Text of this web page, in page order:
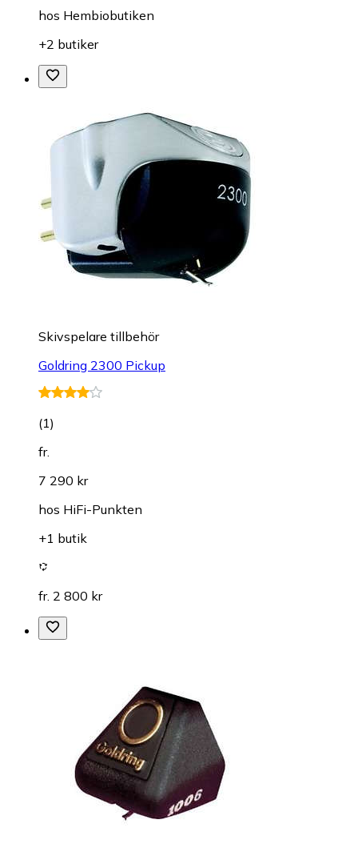
hos Hembiobutiken
+2 butiker
Skivspelare tillbehör
Goldring 2300 Pickup
(1)
fr.
7 290 kr
hos HiFi-Punkten
+1 butik
fr. 2 800 kr